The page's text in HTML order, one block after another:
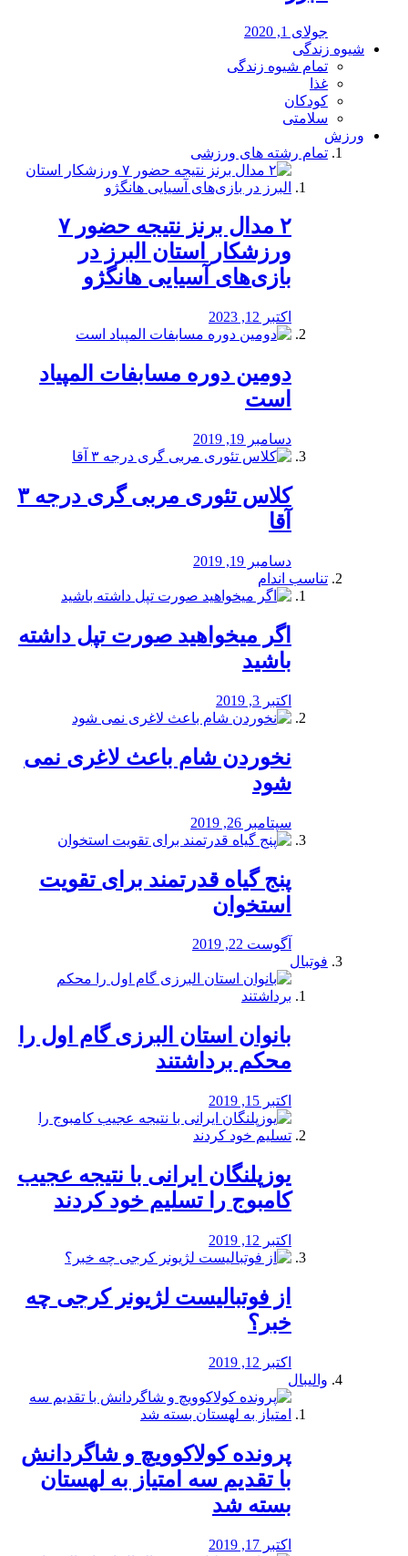
جولای 1, 2020
شیوه زندگی
تمام شیوه زندگی
غذا
کودکان
سلامتی
ورزش
تمام رشته های ورزشی
۲ مدال برنز نتیجه حضور ۷
ورزشکار استان البرز در
بازی‌های آسیایی هانگژو
اکتبر 12, 2023
دومین دوره مسابفات المپیاد
است
دسامبر 19, 2019
کلاس تئوری مربی گری درجه ۳
آقا
دسامبر 19, 2019
تناسب اندام
اگر میخواهید صورت تپل داشته
باشید
اکتبر 3, 2019
نخوردن شام باعث لاغری نمی
‌شود
سپتامبر 26, 2019
پنج گیاه قدرتمند برای تقویت
استخوان
آگوست 22, 2019
فوتبال
بانوان استان البرزی گام اول را
محكم برداشتند
اکتبر 15, 2019
یوزپلنگان ایرانی با نتیجه عجیب
کامبوج را تسلیم خود کردند
اکتبر 12, 2019
از فوتبالیست لژیونر کرجی چه
خبر؟
اکتبر 12, 2019
والیبال
پرونده کولاکوویچ و شاگردانش
با تقدیم سه امتیاز به لهستان
بسته شد
اکتبر 17, 2019